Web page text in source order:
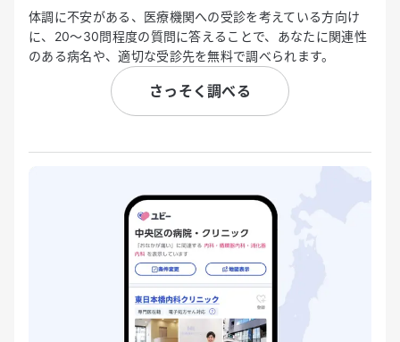
体調に不安がある、医療機関への受診を考えている方向け
に、20〜30問程度の質問に答えることで、あなたに関連性
のある病名や、適切な受診先を無料で調べられます。
さっそく調べる